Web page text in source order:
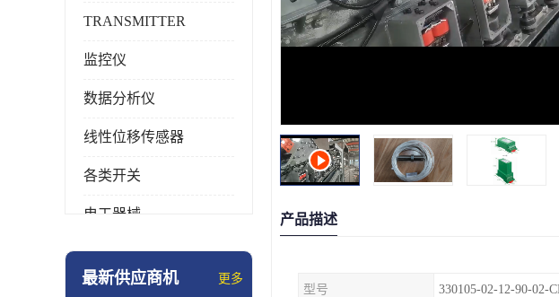
TRANSMITTER
监控仪
数据分析仪
线性位移传感器
各类开关
电工器械
模块化产品
最新供应商机 更多
产品描述
型号 330105-02-12-90-02-